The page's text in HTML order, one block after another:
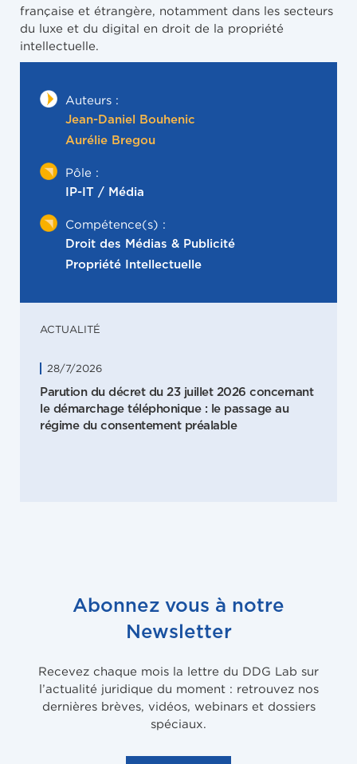
Auteurs :
Jean-Daniel Bouhenic
Aurélie Bregou
Pôle :
IP-IT / Média
Compétence(s) :
Droit des Médias & Publicité
Propriété Intellectuelle
ACTUALITÉ
28/7/2026
Parution du décret du 23 juillet 2026 concernant
le démarchage téléphonique : le passage au
régime du consentement préalable
française et étrangère, notamment dans les secteurs
du luxe et du digital en droit de la propriété
intellectuelle.
Abonnez vous à notre
Newsletter
Recevez chaque mois la lettre du DDG Lab sur
l’actualité juridique du moment : retrouvez nos
dernières brèves, vidéos, webinars et dossiers
spéciaux.